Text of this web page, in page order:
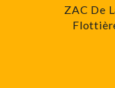
ZAC De